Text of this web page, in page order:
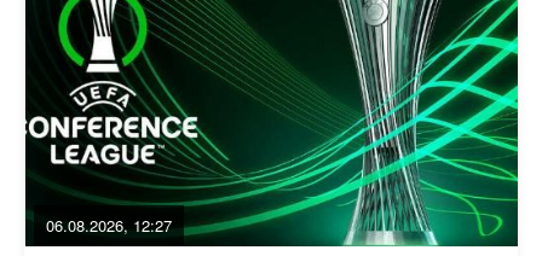
06.08.2026, 12:27